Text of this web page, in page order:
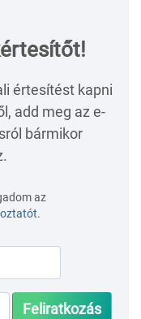
értesítést kapni
add meg az e-
bármikor
az
.
Feliratkozás